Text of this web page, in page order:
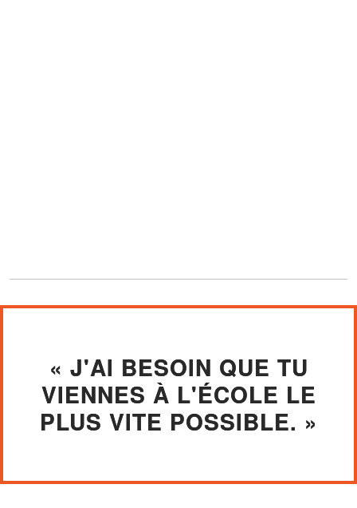
« J'AI BESOIN QUE TU
VIENNES À L'ÉCOLE LE
PLUS VITE POSSIBLE. »